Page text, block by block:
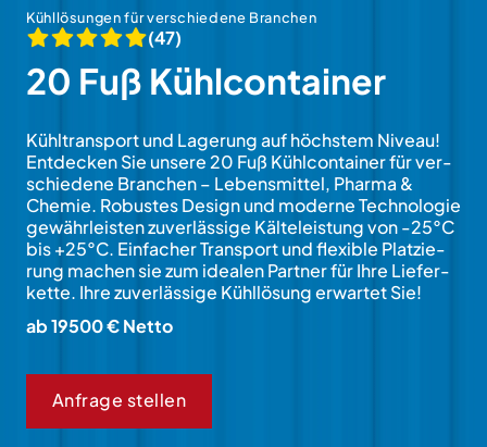
Kühllösungen für verschiedene Branchen
(47)
20 Fuß Kühlcontainer
Kühltransport und Lage­rung auf höchstem Niveau!
Ent­decken Sie unsere 20 Fuß Kühl­con­tainer für ver­
schie­dene Branchen – Lebens­mittel, Pharma &
Chemie. Robustes Design und mo­derne Tech­no­lo­gie
ge­währ­leisten zu­verläs­si­ge Kälte­leistung von -25°C
bis +25°C. Ein­facher Trans­port und fle­xi­ble Platzie­
rung machen sie zum idea­len Part­ner für Ihre Liefer­
kette. Ihre zu­ver­läs­sige Kühl­lösung erwartet Sie!
ab 19500 € Netto
Anfrage stellen